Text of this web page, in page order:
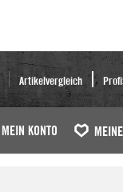
Artikelvergleich
MEIN KONTO